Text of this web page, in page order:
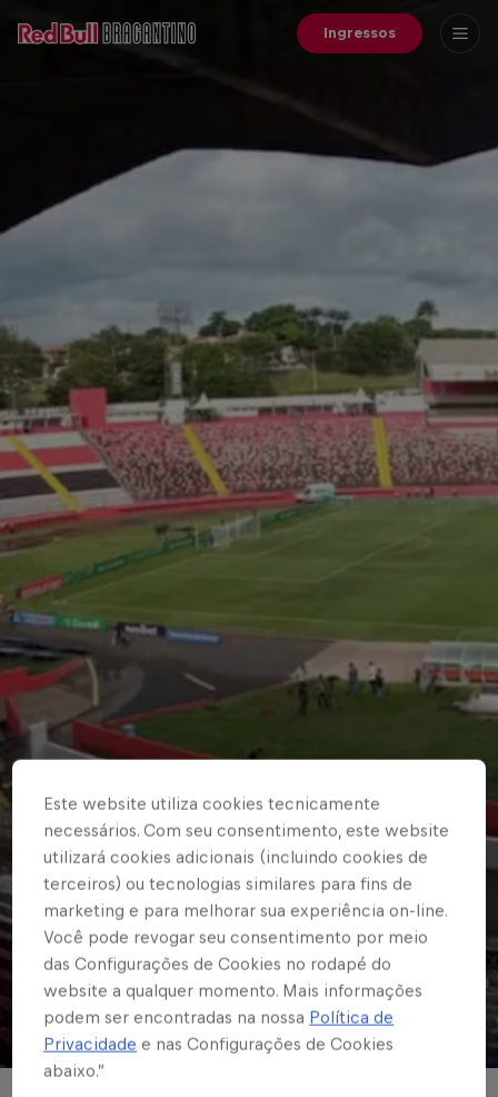
Ingressos
© Red Bull Bragantino
Este website utiliza cookies tecnicamente
necessários. Com seu consentimento, este website
utilizará cookies adicionais (incluindo cookies de
terceiros) ou tecnologias similares para fins de
marketing e para melhorar sua experiência on-line.
Você pode revogar seu consentimento por meio
das Configurações de Cookies no rodapé do
website a qualquer momento. Mais informações
podem ser encontradas na nossa Política de
Privacidade e nas Configurações de Cookies
abaixo.”